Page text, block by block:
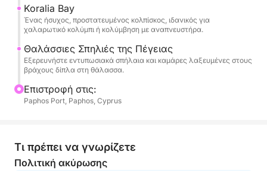
κολύμπι - έναν παρθένο, προστατευμένο όρμο
ιδανικό για πλεύση, κολύμβηση με αναπνευστήρα ή
απλώς για να απολαύσετε τη Μεσόγειο.
Καθώς η ακτογραμμή γίνεται πιο άγρια, θα
Πέγειας, όπου ο άνεμος και τα κύματα έχουν
σκαλίσει σήραγγες και καμάρες σε
δίνοντάς σας την ευκαιρία να κάνετε
αναπνευστήρα δίπλα σε αυτούς τους
Koralia Bay
Ένας ήσυχος, προστατευμένος κολπίσκος, ιδανικός για
χαλαρωτικό κολύμπι ή κολύμβηση με αναπνευστήρα.
Θαλάσσιες Σπηλιές της Πέγειας
Εξερευνήστε εντυπωσιακά σπήλαια και καμάρες λαξευμένες στους
βράχους δίπλα στη θάλασσα.
Επιστροφή στις:
Paphos Port, Paphos, Cyprus
Τι πρέπει να γνωρίζετε
Πολιτική ακύρωσης